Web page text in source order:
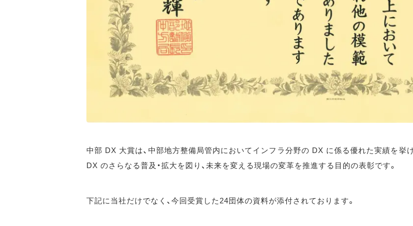
中部 DX 大賞は、中部地方整備局管内においてインフラ分野の DX に係る優れた実績を挙
DX のさらなる普及・拡大を図り、未来を変える現場の変革を推進する目的の表彰です。
下記に当社だけでなく、今回受賞した24団体の資料が添付されております。